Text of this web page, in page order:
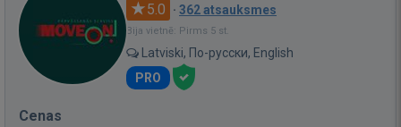
5.0 · 362 atsauksmes
Bija vietnē: Pirms 5 st.
Latviski, По-русски, English
PRO
Cenas